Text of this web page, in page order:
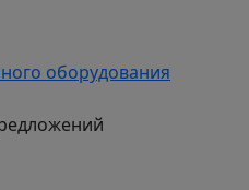
оборудования